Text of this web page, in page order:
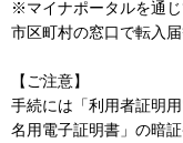
※マイナポータルを通
市区町村の窓口で転入
【ご注意】
手続には「利用者証明
名用電子証明書」の暗